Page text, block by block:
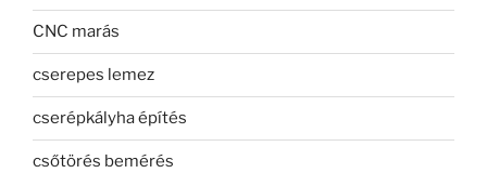
CNC marás
cserepes lemez
cserépkályha építés
csőtörés bemérés